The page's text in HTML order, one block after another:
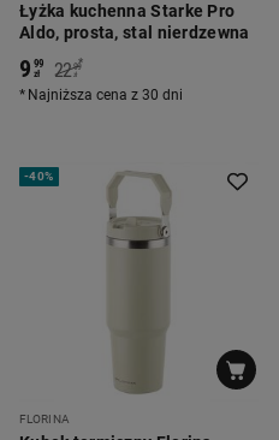
Łyżka kuchenna Starke Pro
Aldo, prosta, stal nierdzewna
9 99
zł 22 99
zł
*
Najniższa cena z 30 dni
-40%
FLORINA